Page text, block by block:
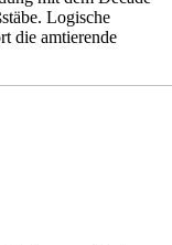
Logische
die amtierende